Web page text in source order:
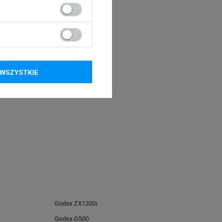
Godex ZX1200i
Godex G500